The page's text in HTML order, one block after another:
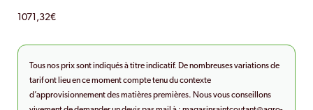
1071,32€
Tous nos prix sont indiqués à titre indicatif. De nombreuses variations de
tarif ont lieu en ce moment compte tenu du contexte
d’approvisionnement des matières premières. Nous vous conseillons